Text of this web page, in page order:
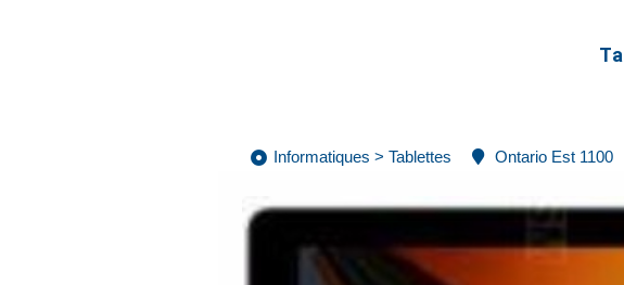
Informatiques > Tablettes Ontario Est 1100